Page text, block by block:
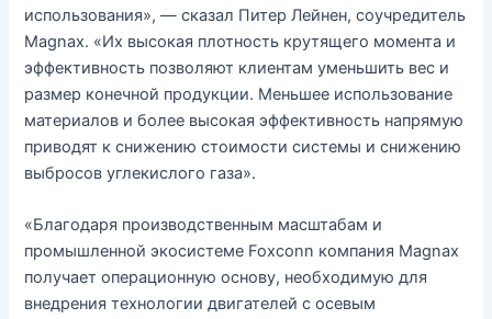
использования», — сказал Питер Лейнен, соучредитель
Magnax. «Их высокая плотность крутящего момента и
эффективность позволяют клиентам уменьшить вес и
размер конечной продукции. Меньшее использование
материалов и более высокая эффективность напрямую
приводят к снижению стоимости системы и снижению
выбросов углекислого газа».
«Благодаря производственным масштабам и
промышленной экосистеме Foxconn компания Magnax
получает операционную основу, необходимую для
внедрения технологии двигателей с осевым